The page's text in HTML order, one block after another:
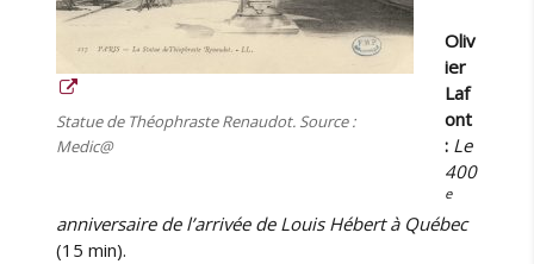
Statue de Théophraste Renaudot. Source :
Medic@
Oliv
ier
Laf
ont
: Le
400
e
anniversaire de l’arrivée de Louis Hébert à Québec
(15 min).